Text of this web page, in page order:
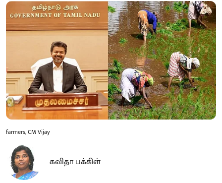
farmers, CM Vijay
கவிதா பக்கிள்